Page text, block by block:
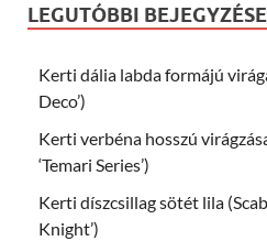
LEGUTÓBBI
Kerti dália labda formájú
Deco’)
Kerti verbéna hosszú
‘Temari Series’)
Kerti díszcsillag sötét lila
Knight’)